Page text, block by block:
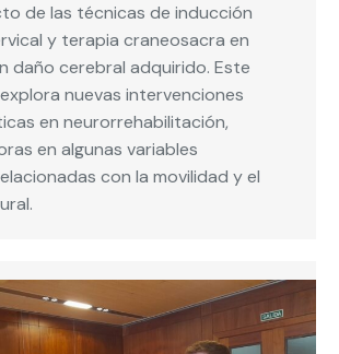
de las técnicas de inducción
y terapia craneosacra en
daño cerebral adquirido. Este
nuevas intervenciones
en neurorrehabilitación,
en algunas variables
con la movilidad y el